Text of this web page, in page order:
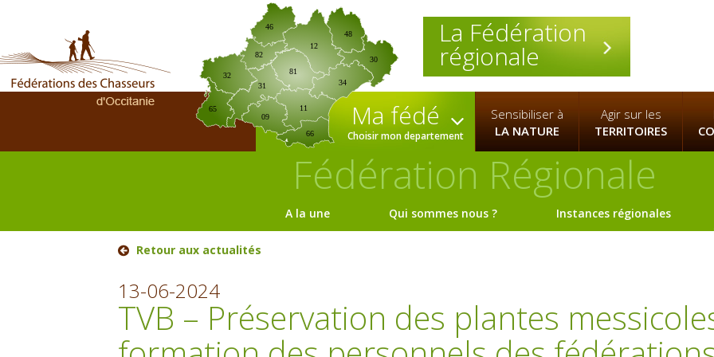
La Fédération
régionale
09
12
30
31
32
34
46
65
66
81
82
11
48
Ma fédé
Choisir mon departement
Sensibiliser à
LA NATURE
Agir sur les
TERRITOIRES
Fédération Régionale
A la une Qui sommes nous ? Instances régionales
Retour aux actualités
13-06-2024
TVB – Préservation des plantes